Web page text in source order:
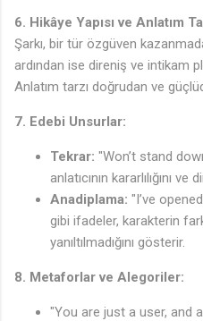
6. Hikâye Yapısı ve Anlatım
Şarkı, bir tür özgüven
ardından ise direniş ve intikam
Anlatım tarzı doğrudan ve
7. Edebi Unsurlar:
Tekrar: "Won’t stand
anlatıcının kararlılığını
Anadiplama: "I’ve
gibi ifadeler, karakterin
yanıltılmadığını gösterir.
8. Metaforlar ve Alegoriler:
"You are just a user, and